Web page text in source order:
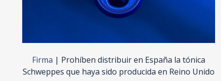
Firma | Prohíben distribuir en España la tónica
Schweppes que haya sido producida en Reino Unido